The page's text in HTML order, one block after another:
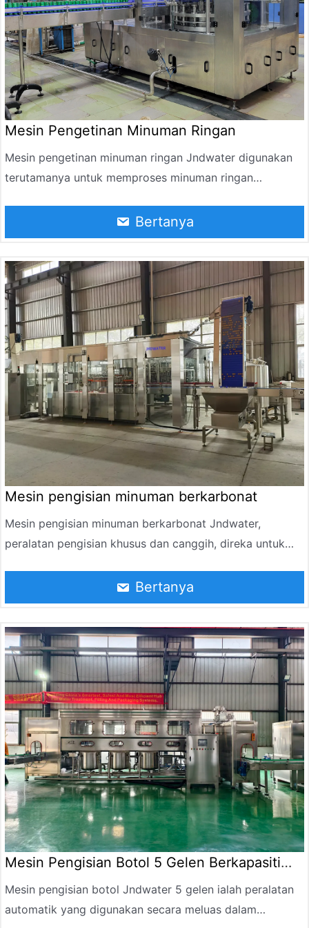
Mesin Pengetinan Minuman Ringan
Mesin pengetinan minuman ringan Jndwater digunakan
terutamanya untuk memproses minuman ringan
minuman jus buah-buahan, minuman teh, dll.
Bertanya
Mesin pengisian minuman berkarbonat
Mesin pengisian minuman berkarbonat Jndwater,
peralatan pengisian khusus dan canggih, direka untuk
termasuk barangan popular seperti soda, air berkilauan,
bir dan minuman bergas lain. Antara pelbagai jenisnya,
soda disesuaikan khusus untuk pembotolan dan
pengisian produk soda.
Bertanya
Mesin Pengisian Botol 5 Gelen Berkapasiti
Tinggi
Mesin pengisian botol Jndwater 5 gelen ialah peralatan
automatik yang digunakan secara meluas dalam